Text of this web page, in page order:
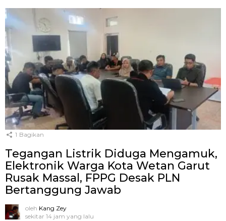
1 Bagikan
Tegangan Listrik Diduga Mengamuk,
Elektronik Warga Kota Wetan Garut
Rusak Massal, FPPG Desak PLN
Bertanggung Jawab
oleh Kang Zey
sekitar 14 jam yang lalu